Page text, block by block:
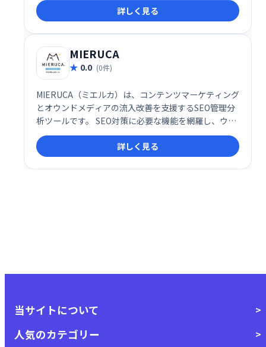
ザインへと改善できます。無料プランも用意されてお
り、手軽に導入可能です。
詳しく見る
MIERUCA
0.0 (0件)
MIERUCA（ミエルカ）は、コンテンツマーケティング
とオウンドメディアの流入改善を支援するSEO管理分
析ツールです。 SEO対策に必要な機能を網羅し、ウェ
ブサイトの分析から改善までを効率化します。効果的
なコンテンツ戦略でウェブサイトへのアクセス増加を
目指せます。
詳しく見る
当サイトについて
人気のカテゴリー